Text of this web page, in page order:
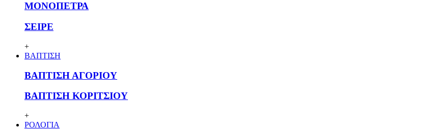
ΜΟΝΟΠΕΤΡΑ
ΣΕΙΡΕ
+
ΒΑΠΤΙΣΗ
ΒΑΠΤΙΣΗ ΑΓΟΡΙΟΥ
ΒΑΠΤΙΣΗ ΚΟΡΙΤΣΙΟΥ
+
ΡΟΛΟΓΙΑ